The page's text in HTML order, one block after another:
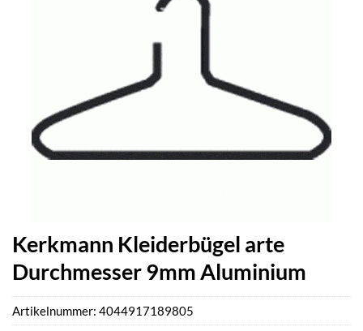
Kerkmann Kleiderbügel arte
Durchmesser 9mm Aluminium
Artikelnummer: 4044917189805